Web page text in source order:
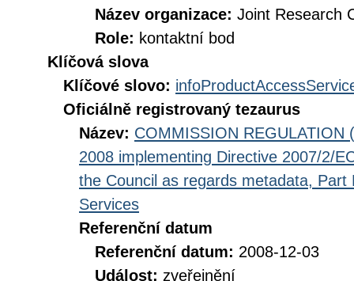
Název organizace: Joint Research
Role: kontaktní bod
Klíčová slova
Klíčové slovo:
Oficiálně registrovaný tezaurus
Název: COMMISSION REGULATION
2008 implementing Directive 2007/2/
the Council as regards metadata,
Services
Referenční datum
Referenční datum: 2008-12-03
Událost: zveřejnění